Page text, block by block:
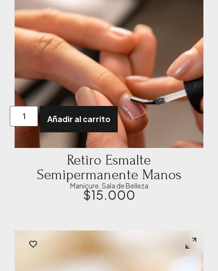
Añadir al carrito
Retiro Esmalte
Semipermanente Manos
Manicure Sala de Belleza
$15.000